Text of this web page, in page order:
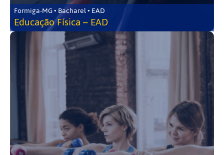
Formiga-MG • Bacharel • EAD
Educação Física – EAD